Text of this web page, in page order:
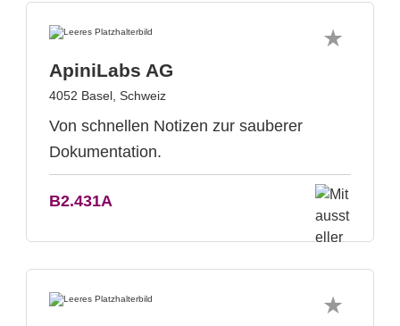
ApiniLabs AG
4052 Basel, Schweiz
Von schnellen Notizen zur sauberer
Dokumentation.
B2.431A